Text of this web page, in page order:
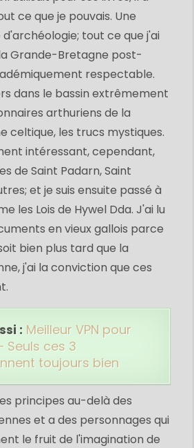
ce que je pouvais. Une
tout ce que j'ai
Grande-Bretagne post-
respectable.
dans le bassin extrêmement
arthuriens de la
celtique, les trucs mystiques.
intéressant, cependant,
de Saint Padarn, Saint
et je suis ensuite passé à
les Lois de Hywel Dda. J'ai lu
en vieux gallois parce
bien plus tard que la
j'ai la conviction que ces
: Meilleur VPN pour
Seuls ces 3
toujours bien
principes au-delà des
et a des personnages qui
le fruit de l'imagination de